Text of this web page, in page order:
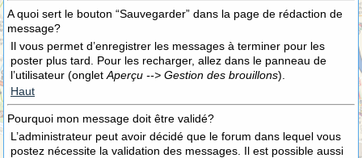
A quoi sert le bouton “Sauvegarder” dans la page de rédaction de
message?
Il vous permet d’enregistrer les messages à terminer pour les
poster plus tard. Pour les recharger, allez dans le panneau de
l’utilisateur (onglet Aperçu --> Gestion des brouillons).
Haut
Pourquoi mon message doit être validé?
L’administrateur peut avoir décidé que le forum dans lequel vous
postez nécessite la validation des messages. Il est possible aussi